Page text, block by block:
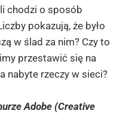
chodzi o sposób
pokazują, że było
w ślad za nim? Czy to
przestawić się na
nabyte rzeczy w sieci?
Adobe (Creative